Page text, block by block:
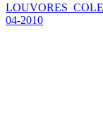
04-2010